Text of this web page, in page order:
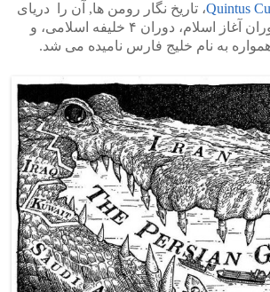
Quintus، تاریخ نگار رومن ها, آن را دریای
در دوران آغاز اسلام، دوران ۴ خلیفه اسلامی، و
به نام خلیج فارس نامیده می شد.